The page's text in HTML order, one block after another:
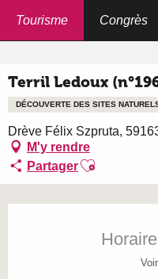
Tourisme Congrès
Terril Ledoux
DÉCOUVERTE DES SITES
Drève Félix Szpruta,
M'y rendre
PartagerAjouter aux